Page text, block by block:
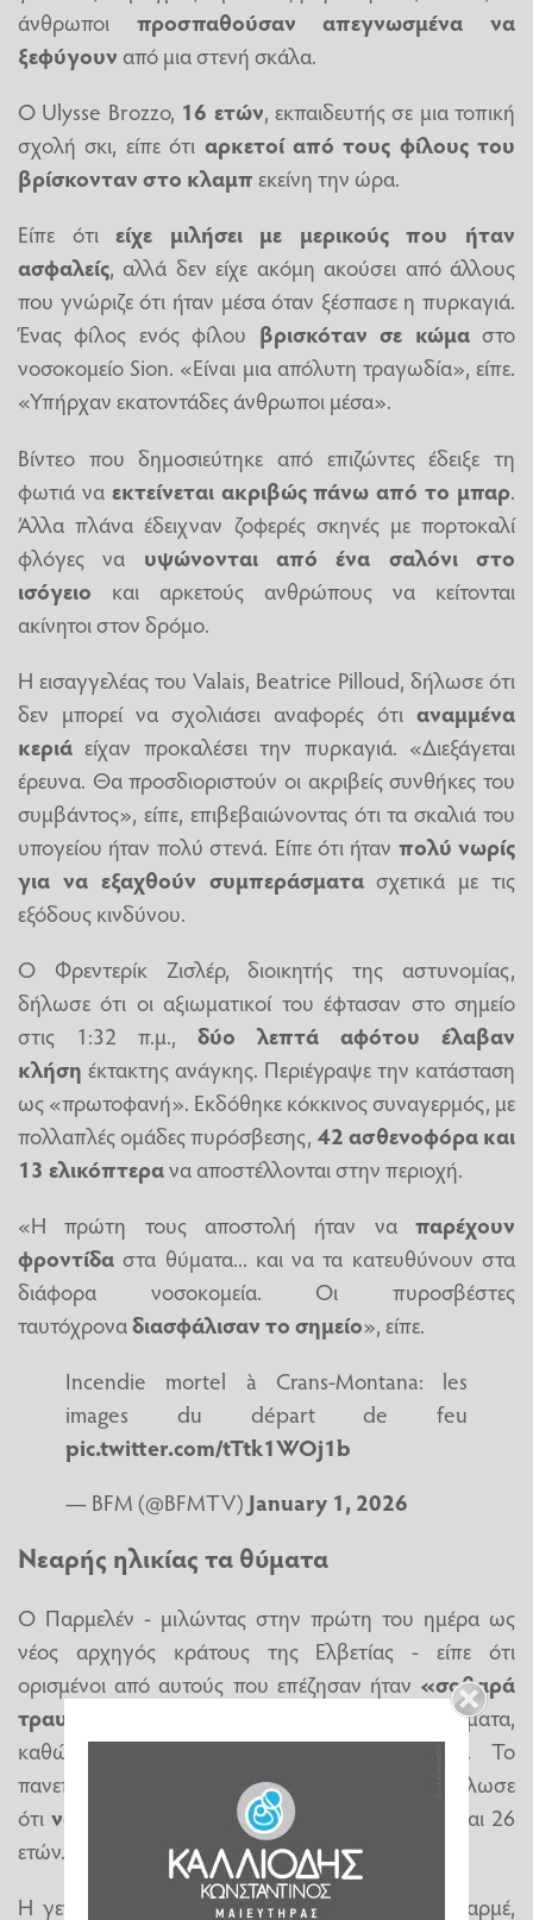
άνθρωποι προσπαθούσαν απεγνωσμένα να
ξεφύγουν από μια στενή σκάλα.
Ο Ulysse Brozzo, 16 ετών, εκπαιδευτής σε μια τοπική
σχολή σκι, είπε ότι αρκετοί από τους φίλους του
βρίσκονταν στο κλαμπεκείνη την ώρα.
Είπε ότιείχε μιλήσει με μερικούς που ήταν
ασφαλείς, αλλά δεν είχε ακόμη ακούσει από άλλους
που γνώριζε ότι ήταν μέσα όταν ξέσπασε η πυρκαγιά.
Ένας φίλος ενός φίλου βρισκόταν σε κώμαστο
νοσοκομείο Sion. «Είναι μια απόλυτη τραγωδία», είπε.
«Υπήρχαν εκατοντάδες άνθρωποι μέσα».
Βίντεο που δημοσιεύτηκε από επιζώντες έδειξε τη
φωτιά ναεκτείνεται ακριβώς πάνω από το μπαρ.
Άλλα πλάνα έδειχναν ζοφερές σκηνές με πορτοκαλί
φλόγες να υψώνονται από ένα σαλόνι στο
ισόγειο και αρκετούς ανθρώπους να κείτονται
ακίνητοι στον δρόμο.
Η εισαγγελέας του Valais, Beatrice Pilloud, δήλωσε ότι
δεν μπορεί να σχολιάσει αναφορές ότι αναμμένα
κεριά είχαν προκαλέσει την πυρκαγιά. «Διεξάγεται
έρευνα. Θα προσδιοριστούν οι ακριβείς συνθήκες του
συμβάντος», είπε, επιβεβαιώνοντας ότι τα σκαλιά του
υπογείου ήταν πολύ στενά. Είπε ότι ήταν πολύ νωρίς
για να εξαχθούν συμπεράσματασχετικά με τις
εξόδους κινδύνου.
Ο Φρεντερίκ Ζισλέρ, διοικητής της αστυνομίας,
δήλωσε ότι οι αξιωματικοί του έφτασαν στο σημείο
στις 1:32 π.μ., δύο λεπτά αφότου έλαβαν
κλήση έκτακτης ανάγκης. Περιέγραψε την κατάσταση
ως «πρωτοφανή». Εκδόθηκε κόκκινος συναγερμός, με
πολλαπλές ομάδες πυρόσβεσης, 42 ασθενοφόρα και
13 ελικόπτερανα αποστέλλονται στην περιοχή.
«Η πρώτη τους αποστολή ήταν ναπαρέχουν
φροντίδα στα θύματα... και να τα κατευθύνουν στα
διάφορα νοσοκομεία. Οι πυροσβέστες
ταυτόχροναδιασφάλισαν το σημείο», είπε.
Incendie mortel à Crans-Montana: les
images du départ de feu
pic.twitter.com/tTtk1WOj1b
— BFM (@BFMTV) January 1, 2026
Νεαρής ηλικίας τα θύματα
Ο Παρμελέν - μιλώντας στην πρώτη του ημέρα ως
νέος αρχηγός κράτους της Ελβετίας - είπε ότι
ορισμένοι από αυτούς που επέζησαν ήταν «σοβαρά
τραυματισμένοι»
. Είχαν υποστεί σοβαρά εγκαύματα,
καθώς και βλάβες στους πνεύμονές τους. Το
πανεπιστημιακό νοσοκομείο της Λωζάνης δήλωσε
ότι νοσηλεύει 22 ασθενείςηλικίας μεταξύ 16 και 26
ετών.
Η γενική διευθύντρια του νοσοκομείου, Κλερ Σαρμέ,